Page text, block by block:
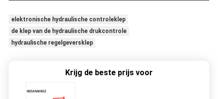
elektronische hydraulische controleklep
de klep van de hydraulische drukcontrole
hydraulische regelgeversklep
Krijg de beste prijs voor